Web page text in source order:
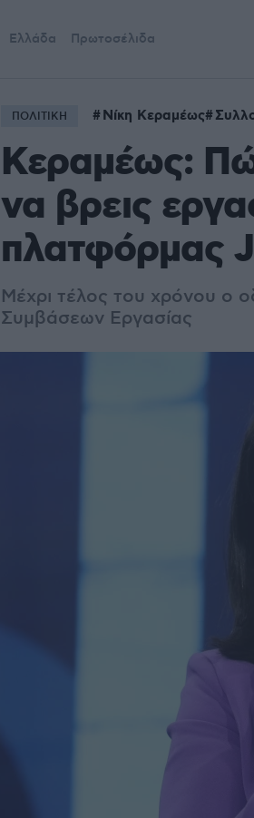
Ελλάδα Πρωτοσέλιδα
ΠΟΛΙΤΙΚΗ Νίκη Κεραμέως
Κεραμέως:
να βρεις
πλατφόρμας
Μέχρι τέλος του χρόνου ο
Συμβάσεων Εργασίας